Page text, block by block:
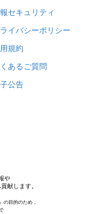
セキュリティ
イバシーポリシー
規約
あるご質問
公告
や
献します。
の目的のため，